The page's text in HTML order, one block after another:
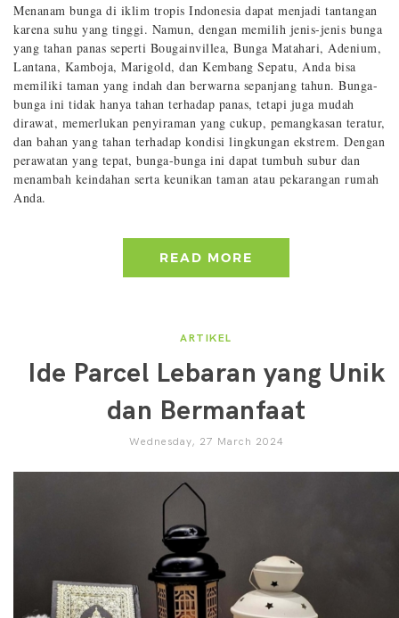
Menanam bunga di iklim tropis Indonesia dapat menjadi tantangan
karena suhu yang tinggi. Namun, dengan memilih jenis-jenis bunga
yang tahan panas seperti Bougainvillea, Bunga Matahari, Adenium,
Lantana, Kamboja, Marigold, dan Kembang Sepatu, Anda bisa
memiliki taman yang indah dan berwarna sepanjang tahun. Bunga-
bunga ini tidak hanya tahan terhadap panas, tetapi juga mudah
dirawat, memerlukan penyiraman yang cukup, pemangkasan teratur,
dan bahan yang tahan terhadap kondisi lingkungan ekstrem. Dengan
perawatan yang tepat, bunga-bunga ini dapat tumbuh subur dan
menambah keindahan serta keunikan taman atau pekarangan rumah
Anda.
READ MORE
ARTIKEL
Ide Parcel Lebaran yang Unik
dan Bermanfaat
Wednesday, 27 March 2024